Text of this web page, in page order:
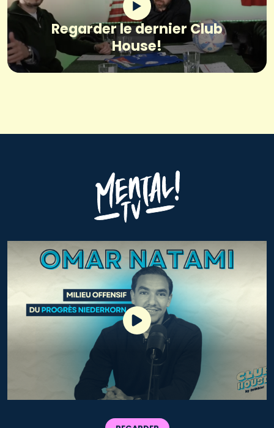
Regarder le dernier Club
House!